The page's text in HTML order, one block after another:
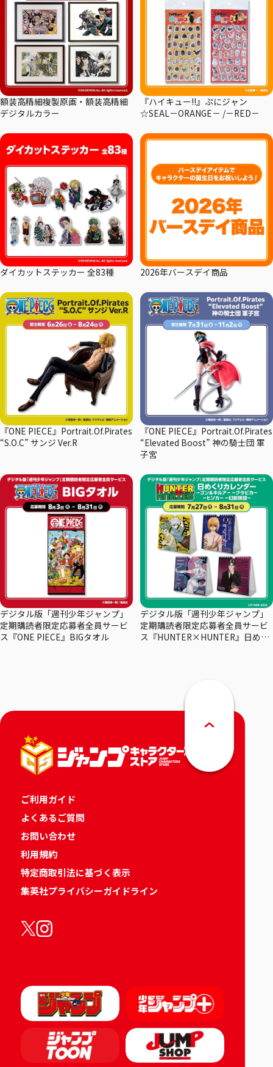
額装高精細複製原画・額装高精細
デジタルカラー
『ハイキュー!!』ぷにジャン
☆SEAL－ORANGE－ /－RED－
ダイカットステッカー 全83種 2026年バースデイ商品
『ONE PIECE』Portrait.Of.Pirates
“S.O.C” サンジ Ver.R
『ONE PIECE』Portrait.Of.Pirates
“Elevated Boost” 神の騎士団 軍
子宮
デジタル版「週刊少年ジャンプ」
定期購読者限定応募者全員サービ
ス『ONE PIECE』BIGタオル
デジタル版「週刊少年ジャンプ」
定期購読者限定応募者全員サービ
ス『HUNTER×HUNTER』日めく
ご利用ガイド
よくあるご質問
お問い合わせ
利用規約
特定商取引法に基づく表示
集英社プライバシーガイドライン